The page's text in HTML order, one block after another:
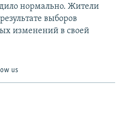
нормально. Жители
выборов
изменений в своей
us